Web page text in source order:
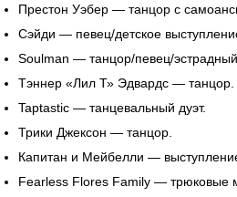
Престон Уэбер — танцор с
Сэйди — певец/детское
Soulman — танцор/певец/эстрадный
Тэннер «Лил Т» Эдвардс — танцор.
Taptastic — танцевальный дуэт.
Трики Джексон — танцор.
Капитан и Мейбелли —
Fearless Flores Family — трюковые